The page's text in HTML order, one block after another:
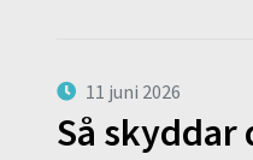
11 juni 2026
Så